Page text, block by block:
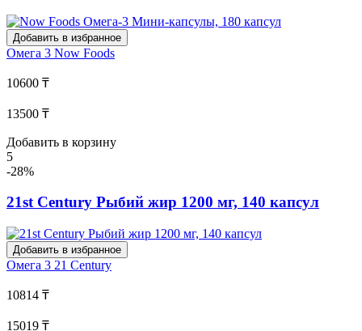
Добавить в избранное
Омега 3 Now Foods
10600 ₸
13500 ₸
Добавить в корзину
5
-28%
21st Century Рыбий жир 1200 мг, 140 капсул
Добавить в избранное
Омега 3 21 Century
10814 ₸
15019 ₸